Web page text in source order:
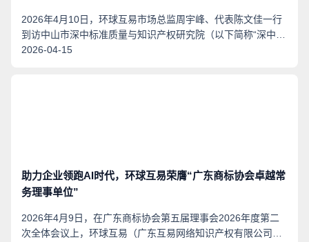
2026年4月10日，环球互易市场总监周宇峰、代表陈文佳一行
到访中山市深中标准质量与知识产权研究院（以下简称“深中标
准研究院”），双方就“.商标”（点商标）域名如何助力品牌数字
2026-04-15
助力企业领跑AI时代，环球互易荣膺“广东商标协会卓越常
务理事单位”
2026年4月9日，在广东商标协会第五届理事会2026年度第二
次全体会议上，环球互易（广东互易网络知识产权有限公司）